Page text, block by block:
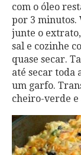
com o óleo
por 3 minutos.
junte o
sal e cozinhe
quase secar.
até secar toda
um garfo.
cheiro-verde e